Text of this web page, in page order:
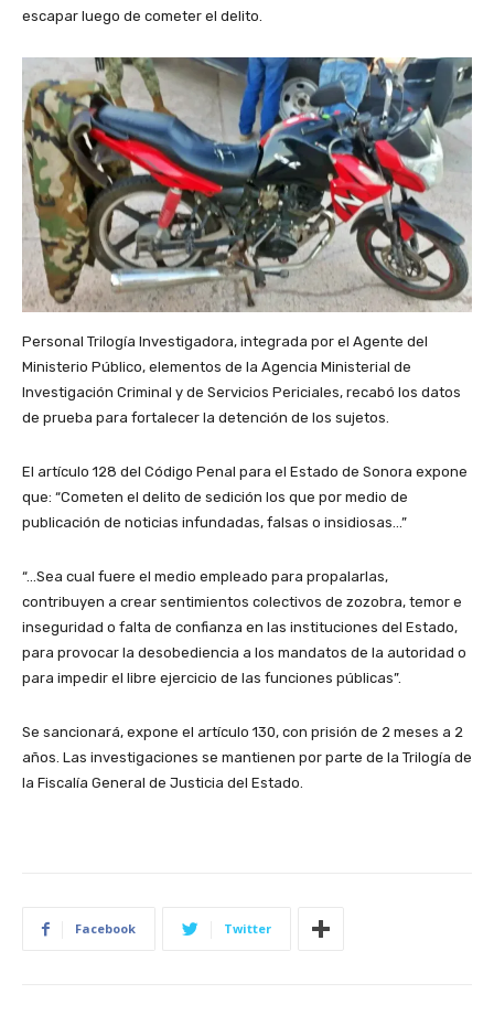
escapar luego de cometer el delito.
Personal Trilogía Investigadora, integrada por el Agente del
Ministerio Público, elementos de la Agencia Ministerial de
Investigación Criminal y de Servicios Periciales, recabó los datos
de prueba para fortalecer la detención de los sujetos.
El artículo 128 del Código Penal para el Estado de Sonora expone
que: “Cometen el delito de sedición los que por medio de
publicación de noticias infundadas, falsas o insidiosas…”
“…Sea cual fuere el medio empleado para propalarlas,
contribuyen a crear sentimientos colectivos de zozobra, temor e
inseguridad o falta de confianza en las instituciones del Estado,
para provocar la desobediencia a los mandatos de la autoridad o
para impedir el libre ejercicio de las funciones públicas”.
Se sancionará, expone el artículo 130, con prisión de 2 meses a 2
años. Las investigaciones se mantienen por parte de la Trilogía de
la Fiscalía General de Justicia del Estado.
Facebook Twitter